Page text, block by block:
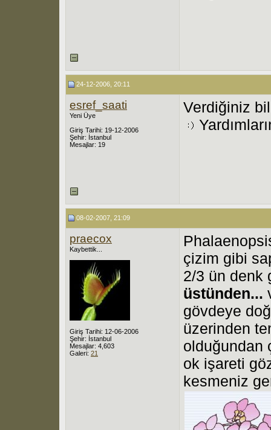
24-12-2006, 20:11
esref_saati
Yeni Üye
Giriş Tarihi: 19-12-2006
Şehir: İstanbul
Mesajlar: 19
Verdiğiniz
08-02-2007, 21:09
praecox
Kaybettik...
Giriş Tarihi: 12-06-2006
Şehir: İstanbul
Mesajlar: 4,603
Galeri: 21
çizim gibi
2/3 ün denk
üstünden...
gövdeye
üzerinden
olduğundan
ok işareti
kesmeniz